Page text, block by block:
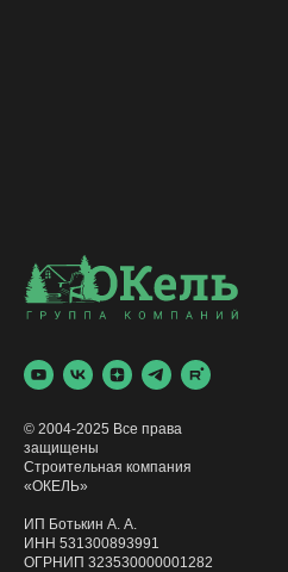
© 2004-2025 Все права
защищены
Строительная компания
«ОКЕЛЬ»
ИП Ботькин А. А.
ИНН 531300893991
ОГРНИП 323530000001282